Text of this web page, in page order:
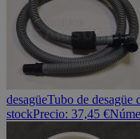
desagüeTubo de desagüe
stockPrecio: 37,45 €